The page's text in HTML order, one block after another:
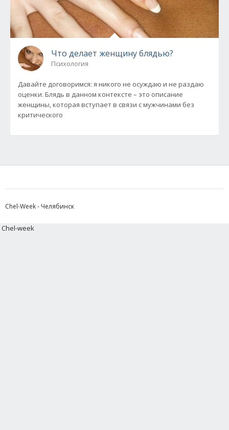
Что делает женщину блядью?
Психология
Давайте договоримся: я никого не осуждаю и не раздаю
оценки. Блядь в данном контексте – это описание
женщины, которая вступает в связи с мужчинами без
критического
Chel-Week - Челябинск
Chel-week